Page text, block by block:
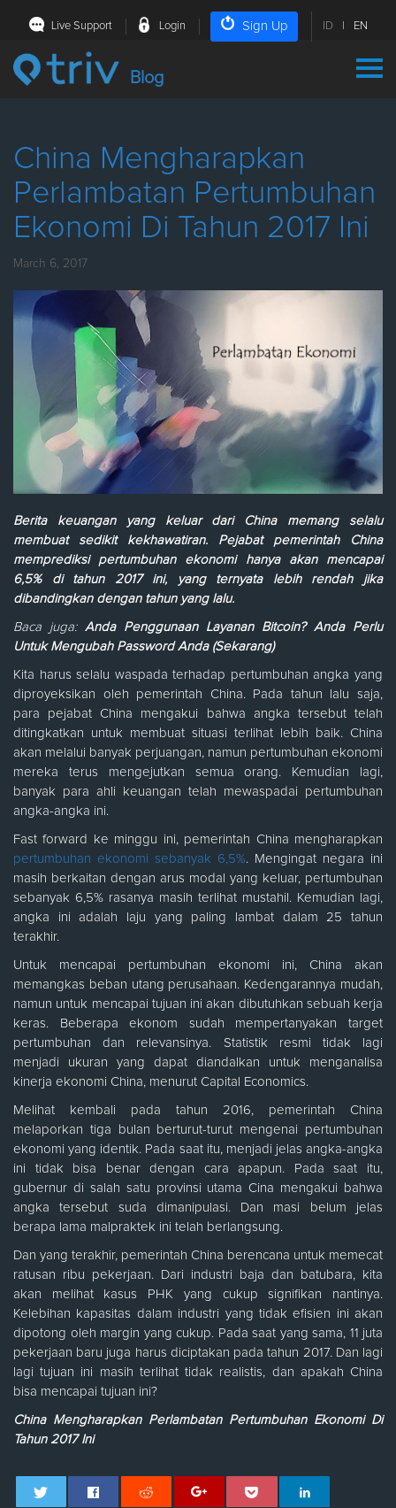
Live Support Login Sign Up ID EN
Blog
China Mengharapkan
Perlambatan Pertumbuhan
Ekonomi Di Tahun 2017 Ini
March 6, 2017
Berita keuangan yang keluar dari China memang selalu
membuat sedikit kekhawatiran. Pejabat pemerintah China
memprediksi pertumbuhan ekonomi hanya akan mencapai
6,5% di tahun 2017 ini, yang ternyata lebih rendah jika
dibandingkan dengan tahun yang lalu.
Baca juga: Anda Penggunaan Layanan Bitcoin? Anda Perlu
Untuk Mengubah Password Anda (Sekarang)
Kita harus selalu waspada terhadap pertumbuhan angka yang
diproyeksikan oleh pemerintah China. Pada tahun lalu saja,
para pejabat China mengakui bahwa angka tersebut telah
ditingkatkan untuk membuat situasi terlihat lebih baik. China
akan melalui banyak perjuangan, namun pertumbuhan ekonomi
mereka terus mengejutkan semua orang. Kemudian lagi,
banyak para ahli keuangan telah mewaspadai pertumbuhan
angka-angka ini.
Fast forward ke minggu ini, pemerintah China mengharapkan
pertumbuhan ekonomi sebanyak 6,5%. Mengingat negara ini
masih berkaitan dengan arus modal yang keluar, pertumbuhan
sebanyak 6,5% rasanya masih terlihat mustahil. Kemudian lagi,
angka ini adalah laju yang paling lambat dalam 25 tahun
terakhir.
Untuk mencapai pertumbuhan ekonomi ini, China akan
memangkas beban utang perusahaan. Kedengarannya mudah,
namun untuk mencapai tujuan ini akan dibutuhkan sebuah kerja
keras. Beberapa ekonom sudah mempertanyakan target
pertumbuhan dan relevansinya. Statistik resmi tidak lagi
menjadi ukuran yang dapat diandalkan untuk menganalisa
kinerja ekonomi China, menurut Capital Economics.
Melihat kembali pada tahun 2016, pemerintah China
melaporkan tiga bulan berturut-turut mengenai pertumbuhan
ekonomi yang identik. Pada saat itu, menjadi jelas angka-angka
ini tidak bisa benar dengan cara apapun. Pada saat itu,
gubernur di salah satu provinsi utama Cina mengakui bahwa
angka tersebut suda dimanipulasi. Dan masi belum jelas
berapa lama malpraktek ini telah berlangsung.
Dan yang terakhir, pemerintah China berencana untuk memecat
ratusan ribu pekerjaan. Dari industri baja dan batubara, kita
akan melihat kasus PHK yang cukup signifikan nantinya.
Kelebihan kapasitas dalam industri yang tidak efisien ini akan
dipotong oleh margin yang cukup. Pada saat yang sama, 11 juta
pekerjaan baru juga harus diciptakan pada tahun 2017. Dan lagi
lagi tujuan ini masih terlihat tidak realistis, dan apakah China
bisa mencapai tujuan ini?
China Mengharapkan Perlambatan Pertumbuhan Ekonomi Di
Tahun 2017 Ini